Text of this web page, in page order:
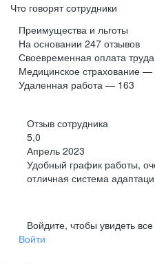
Что говорят сотрудники
Преимущества и льготы
На основании 247 отзывов
Своевременная оплата
Медицинское страхование —
Удаленная работа — 163
Отзыв сотрудника
5,0
Апрель 2023
Удобный график работы,
отличная система
Войдите, чтобы увидеть
Войти